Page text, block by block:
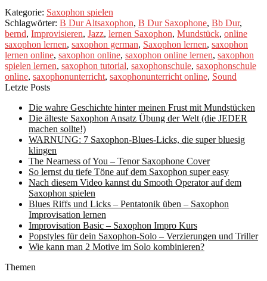
Kategorie: Saxophon spielen
Schlagwörter: B Dur Altsaxophon, B Dur Saxophone, Bb Dur,
bernd, Improvisieren, Jazz, lernen Saxophon, Mundstück, online
saxophon lernen, saxophon german, Saxophon lernen, saxophon
lernen online, saxophon online, saxophon online lernen, saxophon
spielen lernen, saxophon tutorial, saxophonschule, saxophonschule
online, saxophonunterricht, saxophonunterricht online, Sound
Letzte Posts
Die wahre Geschichte hinter meinen Frust mit Mundstücken
Die älteste Saxophon Ansatz Übung der Welt (die JEDER
machen sollte!)
WARNUNG: 7 Saxophon-Blues-Licks, die super bluesig
klingen
The Nearness of You – Tenor Saxophone Cover
So lernst du tiefe Töne auf dem Saxophon super easy
Nach diesem Video kannst du Smooth Operator auf dem
Saxophon spielen
Blues Riffs und Licks – Pentatonik üben – Saxophon
Improvisation lernen
Improvisation Basic – Saxophon Impro Kurs
Popstyles für dein Saxophon-Solo – Verzierungen und Triller
Wie kann man 2 Motive im Solo kombinieren?
Themen